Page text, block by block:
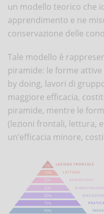
un modello teorico che
apprendimento e ne
conservazione delle
Tale modello è
piramide: le forme
by doing, lavori di
maggiore efficacia,
piramide, mentre le
(lezioni frontali, lettura,
un’efficacia minore,